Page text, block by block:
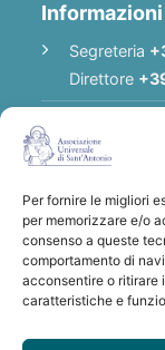
Per fornire le migliori
per memorizzare e/o
consenso a queste
comportamento di
acconsentire o ritirare
caratteristiche e
Informazioni
Segreteria
Direttore
E-mail
Privacy
Grazie per